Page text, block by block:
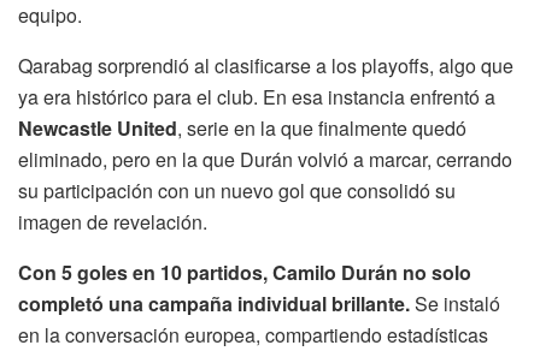
equipo.
Qarabag sorprendió al clasificarse a los playoffs, algo que
ya era histórico para el club. En esa instancia enfrentó a
Newcastle United, serie en la que finalmente quedó
eliminado, pero en la que Durán volvió a marcar, cerrando
su participación con un nuevo gol que consolidó su
imagen de revelación.
Con 5 goles en 10 partidos, Camilo Durán no solo
completó una campaña individual brillante.Se instaló
en la conversación europea, compartiendo estadísticas